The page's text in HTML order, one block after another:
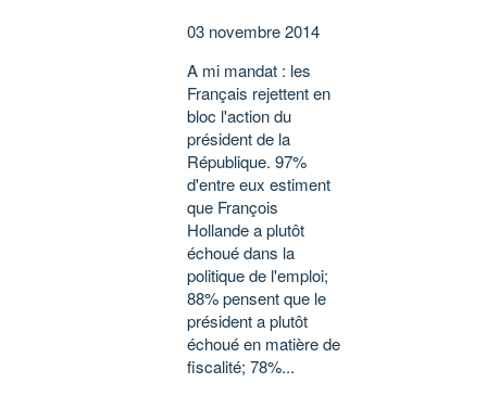
03 novembre 2014
A mi mandat : les
Français rejettent en
bloc l'action du
président de la
République. 97%
d'entre eux estiment
que François
Hollande a plutôt
échoué dans la
politique de l'emploi;
88% pensent que le
président a plutôt
échoué en matière de
fiscalité; 78%...